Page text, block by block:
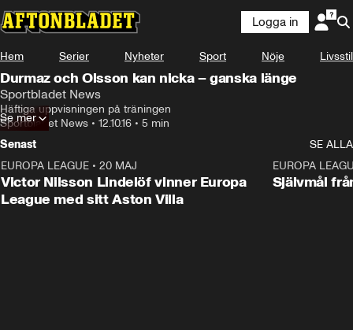
Logga in
Hem Serier Nyheter Sport Nöje Livsstil
Durmaz och Olsson kan nicka – ganska länge
Sportbladet News
Häftiga uppvisningen på träningen
Sportbladet News • 12.10.16 • 5 min
Se mer
Senast
SE ALLA
EUROPA LEAGUE • 20 MAJ
Victor Nilsson Lindelöf vinner Europa
League med sitt Aston Villa
EUROPA
Självmål